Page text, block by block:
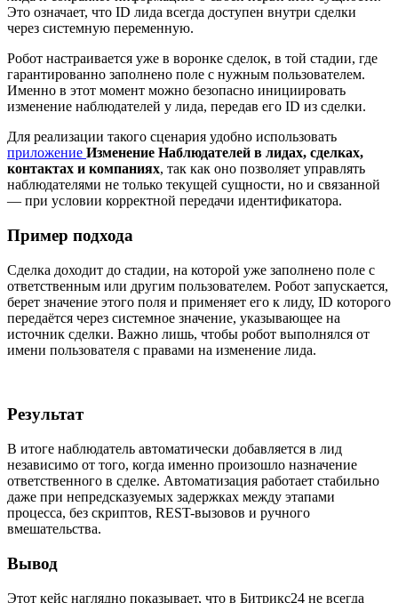
Это означает, что ID лида всегда доступен внутри сделки
через системную переменную.
Робот настраивается уже в воронке сделок, в той стадии, где
гарантированно заполнено поле с нужным пользователем.
Именно в этот момент можно безопасно инициировать
изменение наблюдателей у лида, передав его ID из сделки.
Для реализации такого сценария удобно использовать
приложение Изменение Наблюдателей в лидах, сделках,
контактах и компаниях, так как оно позволяет управлять
наблюдателями не только текущей сущности, но и связанной
— при условии корректной передачи идентификатора.
Пример подхода
Сделка доходит до стадии, на которой уже заполнено поле с
ответственным или другим пользователем. Робот запускается,
берет значение этого поля и применяет его к лиду, ID которого
передаётся через системное значение, указывающее на
источник сделки. Важно лишь, чтобы робот выполнялся от
имени пользователя с правами на изменение лида.
Результат
В итоге наблюдатель автоматически добавляется в лид
независимо от того, когда именно произошло назначение
ответственного в сделке. Автоматизация работает стабильно
даже при непредсказуемых задержках между этапами
процесса, без скриптов, REST-вызовов и ручного
вмешательства.
Вывод
Этот кейс наглядно показывает, что в Битрикс24 не всегда